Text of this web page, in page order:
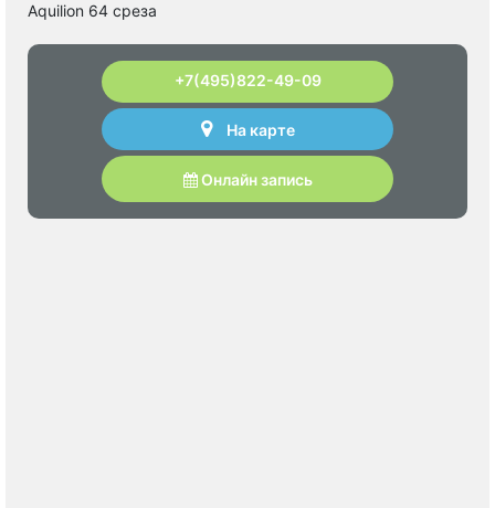
Aquilion 64 среза
+7(495)822-49-09
На карте
Онлайн запись